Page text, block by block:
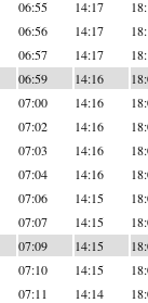
06:55 14:17
06:56 14:17
06:57 14:17
06:59 14:16
07:00 14:16
07:02 14:16
07:03 14:16
07:04 14:16
07:06 14:15
07:07 14:15
07:09 14:15
07:10 14:15
07:11 14:14